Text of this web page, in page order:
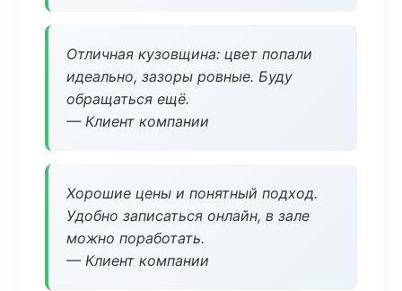
Отличная кузовщина: цвет попали
идеально, зазоры ровные. Буду
обращаться ещё.
— Клиент компании
Хорошие цены и понятный подход.
Удобно записаться онлайн, в зале
можно поработать.
— Клиент компании